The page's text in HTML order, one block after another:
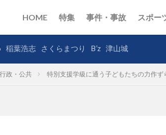
HOME 特集 事件・事故 スポー
稲葉浩志 さくらまつり B’z 津山城
行政・公共 特別支援学級に通う子どもたちの力作